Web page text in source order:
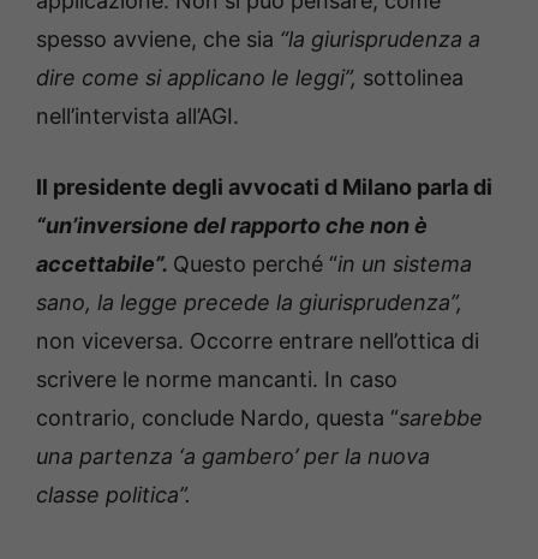
spesso avviene, che sia “la giurisprudenza a
dire come si applicano le leggi”, sottolinea
nell’intervista all’AGI.
Il presidente degli avvocati d Milano parla di
“un’inversione del rapporto che non è
accettabile”. Questo perché “in un sistema
sano, la legge precede la giurisprudenza”,
non viceversa. Occorre entrare nell’ottica di
scrivere le norme mancanti. In caso
contrario, conclude Nardo, questa “sarebbe
una partenza ‘a gambero’ per la nuova
classe politica”.